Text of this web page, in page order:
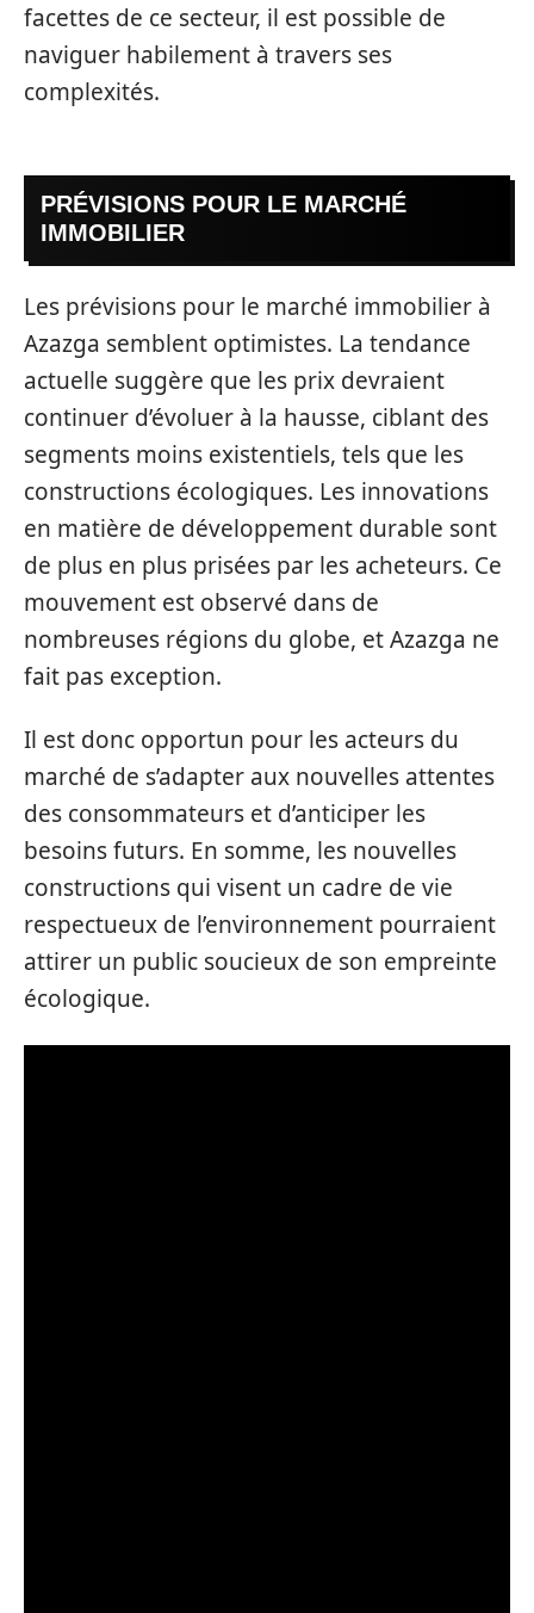
facettes de ce secteur, il est possible de
naviguer habilement à travers ses
complexités.
PRÉVISIONS POUR LE MARCHÉ
IMMOBILIER
Les prévisions pour le marché immobilier à
Azazga semblent optimistes. La tendance
actuelle suggère que les prix devraient
continuer d’évoluer à la hausse, ciblant des
segments moins existentiels, tels que les
constructions écologiques. Les innovations
en matière de développement durable sont
de plus en plus prisées par les acheteurs. Ce
mouvement est observé dans de
nombreuses régions du globe, et Azazga ne
fait pas exception.
Il est donc opportun pour les acteurs du
marché de s’adapter aux nouvelles attentes
des consommateurs et d’anticiper les
besoins futurs. En somme, les nouvelles
constructions qui visent un cadre de vie
respectueux de l’environnement pourraient
attirer un public soucieux de son empreinte
écologique.